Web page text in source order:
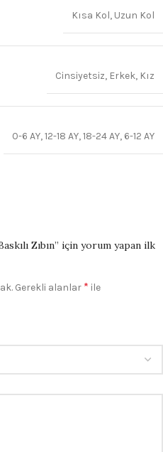
Kısa Kol, Uzun Kol
Cinsiyetsiz, Erkek, Kız
0-6 AY,12-18 AY,18-24 AY, 6-12 AY
Zıbın” için yorum yapan ilk
Gerekli alanlar * ile